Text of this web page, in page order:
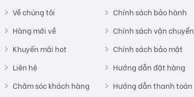
Về chúng tôi
Hàng mới về
Khuyến mãi hot
Liên hệ
Chăm sóc khách hàng
Chính sách bảo hành
Chính sách vận chuyển
Chính sách bảo mật
Hướng dẫn đặt hàng
Hướng dẫn thanh toán